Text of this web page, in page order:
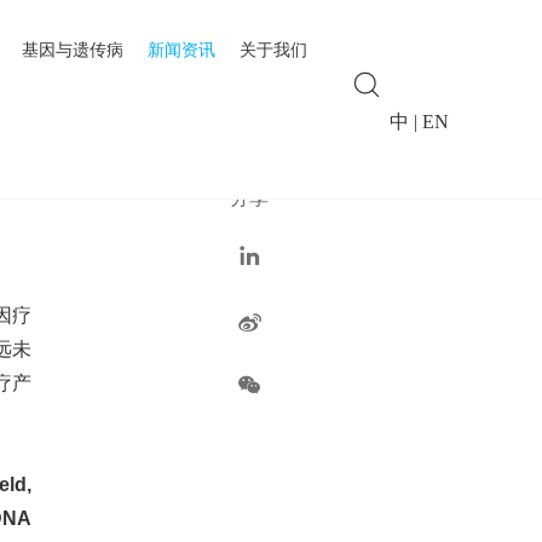
基因与遗传病 新闻资讯 关于我们
中 | EN
疗
未
产
分享